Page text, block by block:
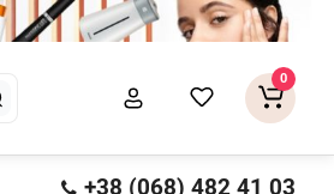
0
+38 (068) 482 41 03